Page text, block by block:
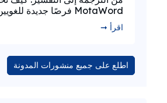
MotaWord فرصًا جديدة للغويين
اقرأ ➞
اطلع على جميع منشورات المدونة